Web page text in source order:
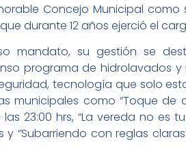
Concejo Municipal
durante 12 años ejerció el
mandato, su gestión se
programa de hidrolavados
tecnología que solo
municipales como “Toque
23:00 hrs, “La vereda no
“Subarriendo con reglas